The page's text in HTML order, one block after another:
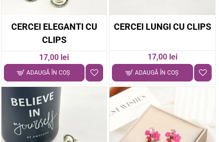
CERCEI ELEGANTI CU
CLIPS
17,00 lei
ADAUGĂ ÎN COŞ
CERCEI LUNGI CU CLIPS
17,00 lei
ADAUGĂ ÎN COŞ